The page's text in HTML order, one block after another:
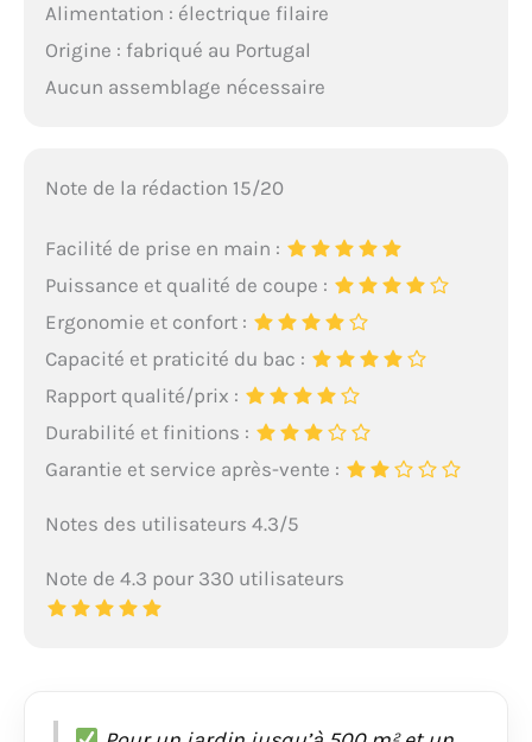
Alimentation : électrique filaire
Origine : fabriqué au Portugal
Aucun assemblage nécessaire
Note de la rédaction 15/20
Facilité de prise en main :
Puissance et qualité de coupe :
Ergonomie et confort :
Capacité et praticité du bac :
Rapport qualité/prix :
Durabilité et finitions :
Garantie et service après-vente :
Notes des utilisateurs 4.3/5
Note de 4.3 pour 330 utilisateurs